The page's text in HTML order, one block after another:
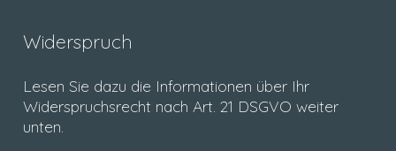
Widerspruch
Lesen Sie dazu die Informationen über Ihr
Widerspruchsrecht nach Art. 21 DSGVO weiter
unten.